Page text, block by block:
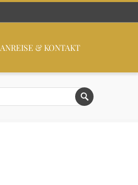
ANREISE & KONTAKT